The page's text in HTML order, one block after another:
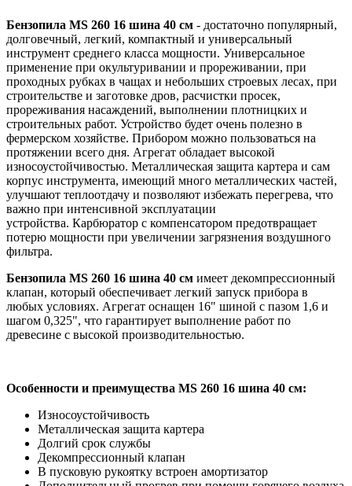
Бензопила MS 260 16 шина 40 см - достаточно популярный,
долговечный, легкий, компактный и универсальный
инструмент среднего класса мощности. Универсальное
применение при окультуривании и прореживании, при
проходных рубках в чащах и небольших строевых лесах, при
строительстве и заготовке дров, расчистки просек,
прореживания насаждений, выполнении плотницких и
строительных работ. Устройство будет очень полезно в
фермерском хозяйстве. Прибором можно пользоваться на
протяжении всего дня. Агрегат обладает высокой
износоустойчивостью. Металлическая защита картера и сам
корпус инструмента, имеющий много металлических частей,
улучшают теплоотдачу и позволяют избежать перегрева, что
важно при интенсивной эксплуатации
устройства. Карбюратор с компенсатором предотвращает
потерю мощности при увеличении загрязнения воздушного
фильтра.
Бензопила MS 260 16 шина 40 см имеет декомпрессионный
клапан, который обеспечивает легкий запуск прибора в
любых условиях. Агрегат оснащен 16" шиной с пазом 1,6 и
шагом 0,325", что гарантирует выполнение работ по
древесине с высокой производительностью.
Особенности и преимущества MS 260 16 шина 40 см:
Износоустойчивость
Металлическая защита картера
Долгий срок службы
Декомпрессионный клапан
В пусковую рукоятку встроен амортизатор